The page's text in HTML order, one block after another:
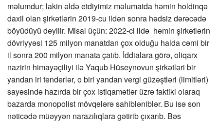
məlumdur; lakin əldə etdiyimiz məlumatda həmin holdinqə
daxil olan şirkətlərin 2019-cu ildən sonra hədsiz dərəcədə
böyüdüyü deyilir. Misal üçün: 2022-ci ildə həmin şirkətlərin
dövriyyəsi 125 milyon manatdan çox olduğu halda cəmi bir
il sonra 200 milyon manata çatıb. İddialara görə, oliqarx
nazirin himayəçiliyi ilə Yaqub Hüseynovun şirkətləri bir
yandan iri tenderlər, o biri yandan vergi güzəştləri (limitləri)
sayəsində hazırda bir çox istiqamətlər üzrə faktiki olaraq
bazarda monopolist mövqelərə sahibləniblər. Bu isə son
nəticədə müəyyən narazılıqlara gətirib çıxarıb. Bəs